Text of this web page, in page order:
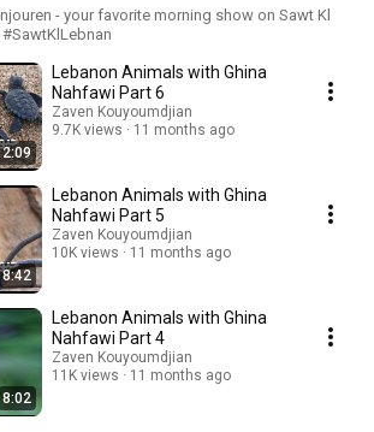
- your favorite morning show on Sawt Kl
Lebanon Animals with Ghina
Nahfawi Part 6
Zaven Kouyoumdjian
9.7K views
11 months ago
8:42
Lebanon Animals with Ghina
Nahfawi Part 5
Zaven Kouyoumdjian
10K views
11 months ago
8:02
Lebanon Animals with Ghina
Nahfawi Part 4
Zaven Kouyoumdjian
11K views
11 months ago